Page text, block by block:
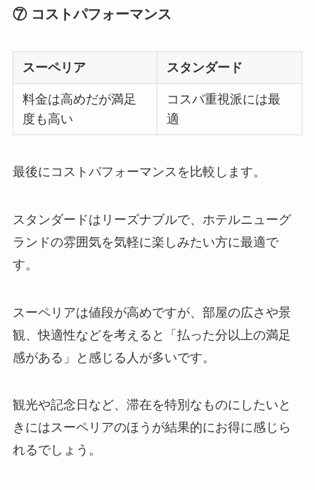
⑦ コストパフォーマンス
スーペリア スタンダード
料金は高めだが満足
度も高い
コスパ重視派には最
適
最後にコストパフォーマンスを比較します。
スタンダードはリーズナブルで、ホテルニューグ
ランドの雰囲気を気軽に楽しみたい方に最適で
す。
スーペリアは値段が高めですが、部屋の広さや景
観、快適性などを考えると「払った分以上の満足
感がある」と感じる人が多いです。
観光や記念日など、滞在を特別なものにしたいと
きにはスーペリアのほうが結果的にお得に感じら
れるでしょう。